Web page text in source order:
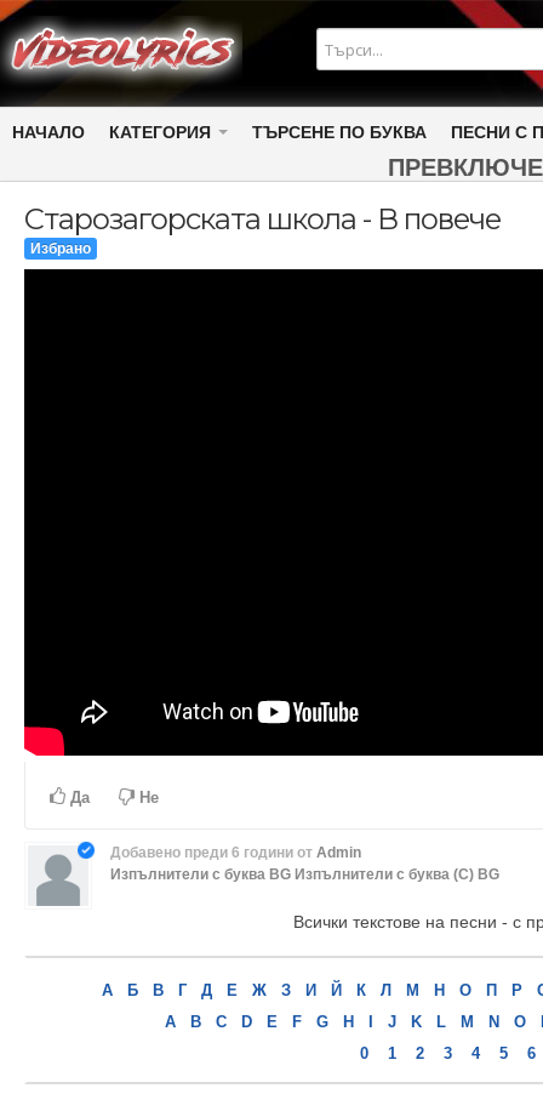
НАЧАЛО КАТЕГОРИЯ ТЪРСЕНЕ ПО БУКВА ПЕСНИ С
Старозагорската школа - В повече
Избрано
Да Не
Добавено преди 6 години отAdmin
Изпълнители с буква BG Изпълнители с буква (С) BG
Всички текстове на песни - с
А Б В Г Д Е Ж З И Й К Л М Н О П Р
A
B C D E F G H J K L M N O
0
1 2 3 4 5 6